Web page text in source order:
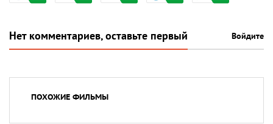
Нет комментариев, оставьте первый Войдите
ПОХОЖИЕ ФИЛЬМЫ